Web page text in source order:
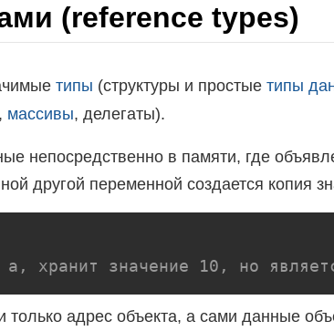
(reference types)
типы (структуры и простые типы
, массивы, делегаты).
непосредственно в памяти, где
другой переменной создается копия
хранит значение 10, но
адрес объекта, а сами данные